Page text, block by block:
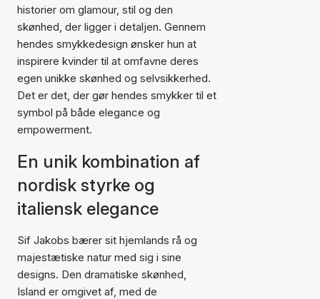
historier om glamour, stil og den
skønhed, der ligger i detaljen. Gennem
hendes smykkedesign ønsker hun at
inspirere kvinder til at omfavne deres
egen unikke skønhed og selvsikkerhed.
Det er det, der gør hendes smykker til et
symbol på både elegance og
empowerment.
En unik kombination af
nordisk styrke og
italiensk elegance
Sif Jakobs bærer sit hjemlands rå og
majestætiske natur med sig i sine
designs. Den dramatiske skønhed,
Island er omgivet af, med de